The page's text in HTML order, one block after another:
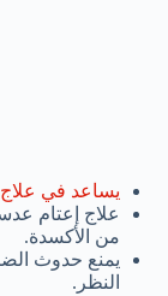
يساعد في
علاج إعتام
من الأكسدة.
يمنع حدوث
النظر.